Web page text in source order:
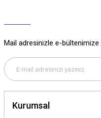
Mail adresinizle e-bültenimize
Kurumsal